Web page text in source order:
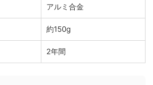
アルミ合金
約150g
2年間